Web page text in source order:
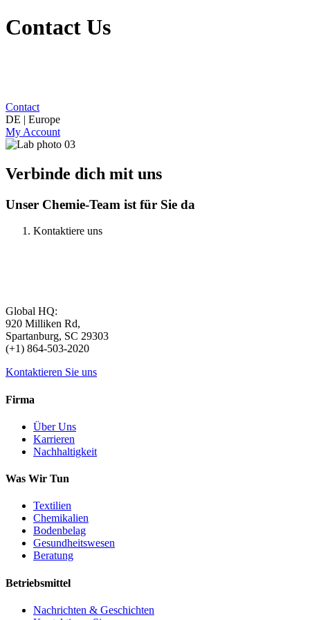
Contact Us
Contact
DE | Europe
My Account
Verbinde dich mit uns
Unser Chemie-Team ist für Sie da
Kontaktiere uns
Global HQ:
920 Milliken Rd,
Spartanburg, SC 29303
(+1) 864-503-2020
Kontaktieren Sie uns
Firma
Über Uns
Karrieren
Nachhaltigkeit
Was Wir Tun
Textilien
Chemikalien
Bodenbelag
Gesundheitswesen
Beratung
Betriebsmittel
Nachrichten & Geschichten